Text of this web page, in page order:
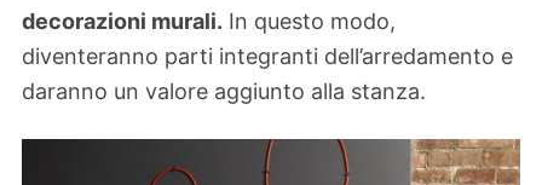
decorazioni murali. In questo modo,
diventeranno parti integranti dell’arredamento e
daranno un valore aggiunto alla stanza.